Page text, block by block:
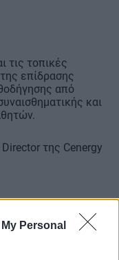
Personal
τις τοπικές
επίδρασης
από
και
Director της Cenergy
αναπόσπαστο
δραστηριοτήτων